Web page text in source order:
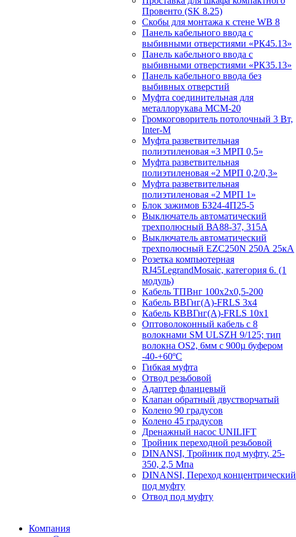
Провенто (SK 8.25)
Скобы для монтажа к стене WB 8
Панель кабельного ввода с
выбивными отверстиями «РК45.13»
Панель кабельного ввода с
выбивными отверстиями «РК35.13»
Панель кабельного ввода без
выбивных отверстий
Муфта соединительная для
металлорукава МСМ-20
Громкоговоритель потолочный 3 Вт,
Inter-M
Муфта разветвительная
полиэтиленовая «3 МРП 0,5»
Муфта разветвительная
полиэтиленовая «2 МРП 0,2/0,3»
Муфта разветвительная
полиэтиленовая «2 МРП 1»
Блок зажимов БЗ24-4П25-5
Выключатель автоматический
трехполюсный ВА88-37, 315А
Выключатель автоматический
трехполюсный EZC250N 250А 25кА
Розетка компьютерная
RJ45LegrandMosaic, категория 6. (1
модуль)
Кабель ТПВнг 100х2х0,5-200
Кабель ВВГнг(А)-FRLS 3х4
Кабель КВВГнг(А)-FRLS 10х1
Оптоволоконный кабель с 8
волокнами SM ULSZH 9/125; тип
волокна OS2, 6мм с 900µ буфером
-40-+60ºC
Гибкая муфта
Отвод резьбовой
Адаптер фланцевый
Клапан обратный двустворчатый
Колено 90 градусов
Колено 45 градусов
Дренажный насос UNILIFT
Тройник переходной резьбовой
DINANSI, Тройник под муфту, 25-
350, 2,5 Мпа
DINANSI, Переход концентрический
под муфту
Отвод под муфту
Компания